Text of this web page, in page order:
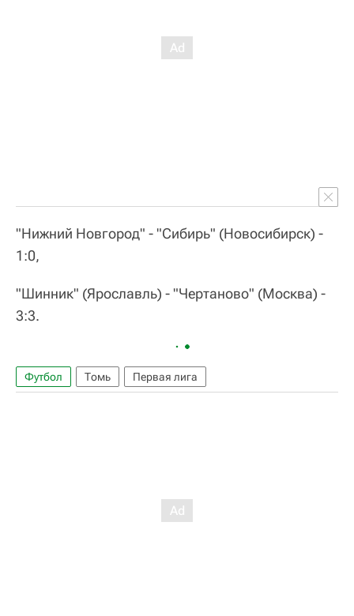
"Нижний Новгород" - "Сибирь" (Новосибирск) -
1:0,
"Шинник" (Ярославль) - "Чертаново" (Москва) -
3:3.
Футбол Томь Первая лига